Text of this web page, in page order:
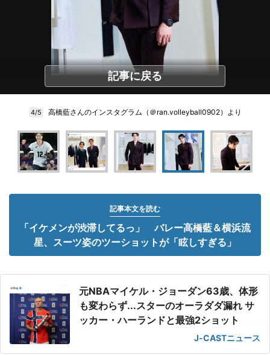
記事に戻る
4/5 高橋藍さんのインスタグラム（＠ran.volleyball0902）より
記事本文を読む
「イケメンが渋滞してるっ」 バレー高橋藍＆横浜流
星、スーツ姿のツーショットが「眩しすぎる」
元NBAマイケル・ジョーダン63歳、体形
も変わらず...スターのオーラダダ漏れ サ
ッカー・ハーランドと最強2ショット
J-CASTニュース